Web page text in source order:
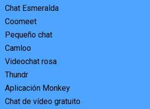
Chat Esmeralda
Coomeet
Pequeño chat
Camloo
Videochat rosa
Thundr
Aplicación Monkey
Chat de vídeo gratuito